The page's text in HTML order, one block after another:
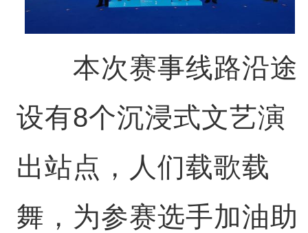
本次赛事线路沿途
设有8个沉浸式文艺演
出站点，人们载歌载
舞，为参赛选手加油助